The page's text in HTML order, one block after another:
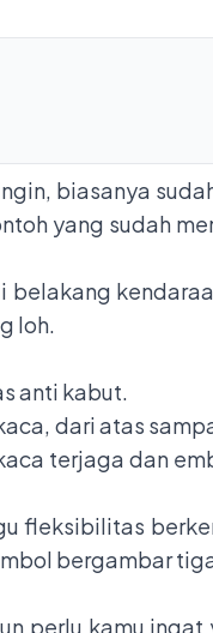
biasanya
yang sudah
loh.
anti kabut.
dari atas
terjaga dan
fleksibilitas
bergambar
perlu kamu ingat